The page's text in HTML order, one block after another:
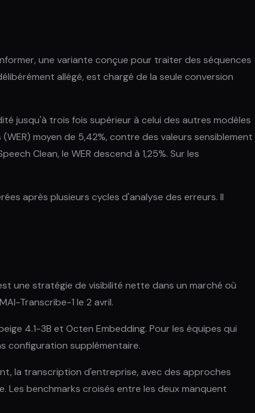
une variante conçue pour traiter des séquences
allégé, est chargé de la seule conversion
jusqu'à trois fois supérieur à celui des autres modèles
moyen de 5,42%, contre des valeurs sensiblement
Clean, le WER descend à 1,25%. Sur les
après plusieurs cycles d'analyse des erreurs. Il
une stratégie de visibilité nette dans un marché où
Transcribe-1 le 2 avril.
4.1-3B et Octen Embedding. Pour les équipes qui
configuration supplémentaire.
la transcription d'entreprise, avec des approches
benchmarks croisés entre les deux manquent